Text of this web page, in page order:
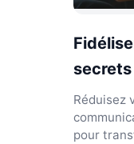
Réduisez
pour